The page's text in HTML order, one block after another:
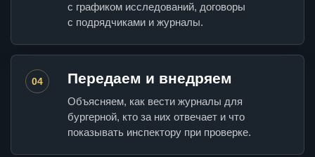
с графиком исследований, договоры
с подрядчиками и журналы.
04 Передаем и внедряем
Объясняем, как вести журналы для
бургерной, кто за них отвечает и что
показывать инспектору при проверке.